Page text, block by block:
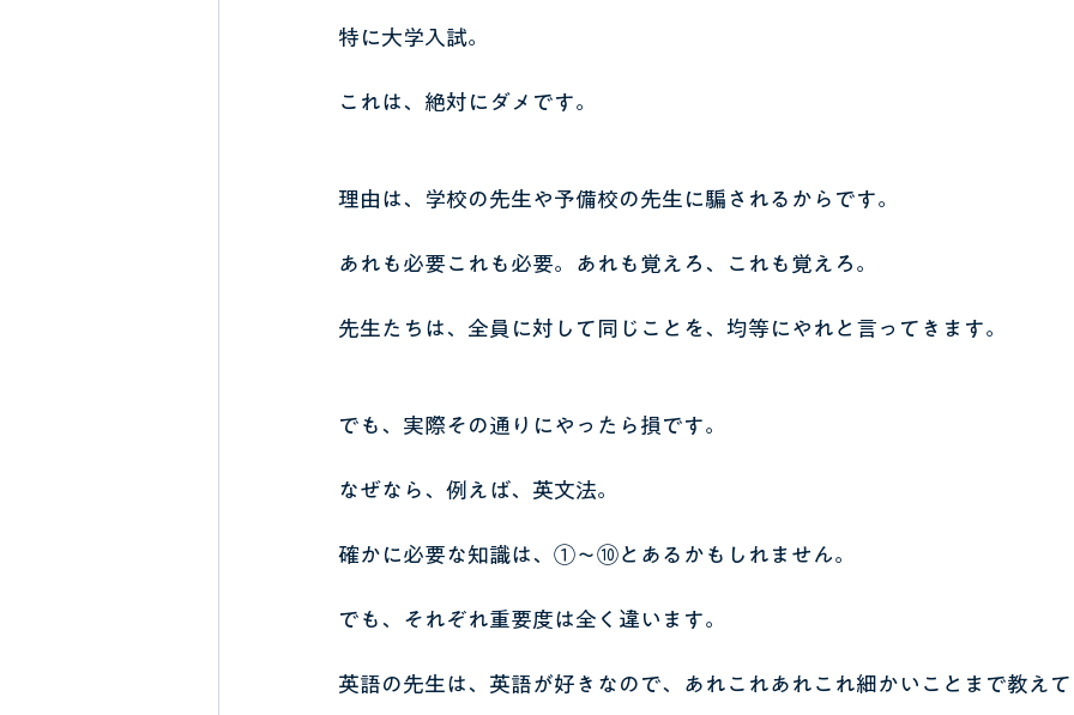
特に大学入試。
これは、絶対にダメです。
理由は、学校の先生や予備校の先生に騙されるからです。
あれも必要これも必要。あれも覚えろ、これも覚えろ。
先生たちは、全員に対して同じことを、均等にやれと言ってきます。
でも、実際その通りにやったら損です。
なぜなら、例えば、英文法。
確かに必要な知識は、①～⑩とあるかもしれません。
でも、それぞれ重要度は全く違います。
英語の先生は、英語が好きなので、あれこれあれこれ細かいことまで教え